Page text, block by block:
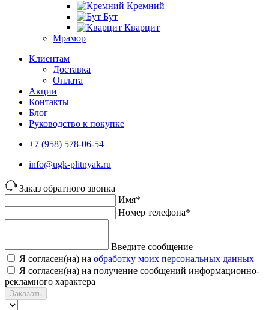
Кремний
Бут
Кварцит
Мрамор
Клиентам
Доставка
Оплата
Акции
Контакты
Блог
Руководство к покупке
+7 (958) 578-06-54
info@ugk-plitnyak.ru
Заказ обратного звонка
Имя*
Номер телефона*
Введите сообщение
Я согласен(на) на обработку моих персональных данных
Я согласен(на) на получение сообщений информационно-
рекламного характера
Заказать